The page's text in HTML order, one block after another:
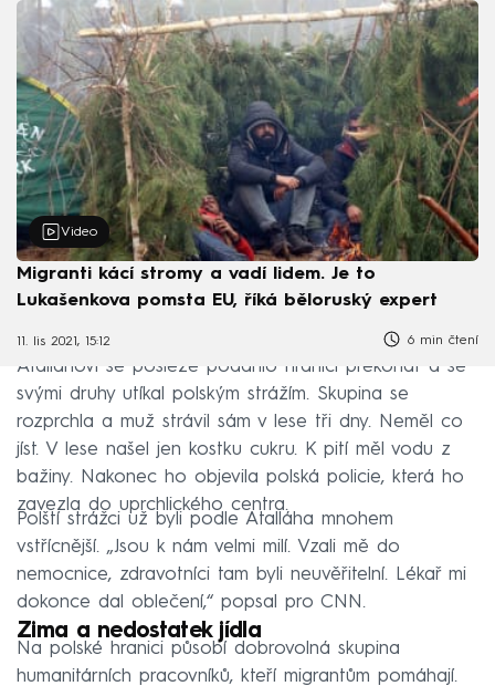
Video
Migranti kácí stromy a vadí lidem. Je to
Lukašenkova pomsta EU, říká běloruský expert
11. lis 2021, 15:12 6 min čtení
Atalláhovi se posléze podařilo hranici překonat a se
svými druhy utíkal polským strážím. Skupina se
rozprchla a muž strávil sám v lese tři dny. Neměl co
jíst. V lese našel jen kostku cukru. K pití měl vodu z
bažiny. Nakonec ho objevila polská policie, která ho
zavezla do uprchlického centra.
Polští strážci už byli podle Atalláha mnohem
vstřícnější. „Jsou k nám velmi milí. Vzali mě do
nemocnice, zdravotníci tam byli neuvěřitelní. Lékař mi
dokonce dal oblečení,“ popsal pro CNN.
Zima a nedostatek jídla
Na polské hranici působí dobrovolná skupina
humanitárních pracovníků, kteří migrantům pomáhají.